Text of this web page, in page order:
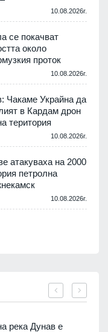
10.08.2026г.
се покачват
около
проток
10.08.2026г.
Чакаме Украйна да
в Кардам дрон
територия
10.08.2026г.
атакуваха на 2000
петролна
10.08.2026г.
река Дунав е